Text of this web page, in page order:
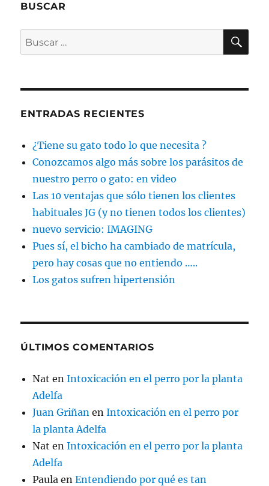
BUSCAR
Buscar
por:
ENTRADAS RECIENTES
¿Tiene su gato todo lo que necesita ?
Conozcamos algo más sobre los parásitos de
nuestro perro o gato: en video
Las 10 ventajas que sólo tienen los clientes
habituales JG (y no tienen todos los clientes)
nuevo servicio: IMAGING
Pues sí, el bicho ha cambiado de matrícula,
pero hay cosas que no entiendo …..
Los gatos sufren hipertensión
ÚLTIMOS COMENTARIOS
Nat enIntoxicación en el perro por la planta
Adelfa
Juan Griñan enIntoxicación en el perro por
la planta Adelfa
Nat enIntoxicación en el perro por la planta
Adelfa
Paula enEntendiendo por qué es tan